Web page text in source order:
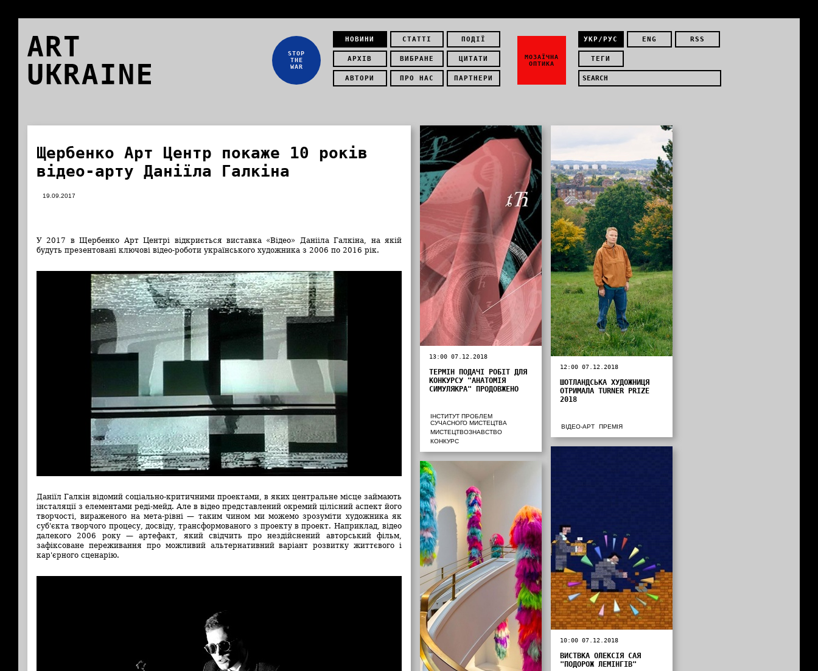
ART
UKRAINE
НОВИНИ СТАТТІ ПОДІЇ
АРХІВ ВИБРАНЕ ЦИТАТИ
АВТОРИ ПРО НАС ПАРТНЕРИ
STOP
THE
WAR
УКР/РУС ENG RSS
ТЕГИ
МОЗАЇЧНА
ОПТИКА
Щербенко Арт Центр покаже 10 років
відео-арту Даніїла Галкіна
19.09.2017
У 2017 в Щербенко Арт Центрі відкриється виставка «Відео» Данііла Галкіна, на якій
будуть презентовані ключові відео-роботи українського художника з 2006 по 2016 рік.
Даніїл Галкін відомий соціально-критичними проектами, в яких центральне місце займають
інсталяції з елементами реді-мейд. Але в відео представлений окремий цілісний аспект його
творчості, вираженого на мета-рівні — таким чином ми можемо зрозуміти художника як
суб'єкта творчого процесу, досвіду, трансформованого з проекту в проект. Наприклад, відео
далекого 2006 року — артефакт, який свідчить про нездійснений авторський фільм,
зафіксоване переживання про можливий альтернативний варіант розвитку життєвого і
кар'єрного сценарію.
13:00 07.12.2018
ТЕРМІН ПОДАЧІ РОБІТ ДЛЯ
КОНКУРСУ "АНАТОМІЯ
СИМУЛЯКРА" ПРОДОВЖЕНО
ІНСТИТУТ ПРОБЛЕМ
СУЧАСНОГО МИСТЕЦТВА
МИСТЕЦТВОЗНАВСТВО
КОНКУРС
12:00 07.12.2018
ШОТЛАНДСЬКА ХУДОЖНИЦЯ
ОТРИМАЛА TURNER PRIZE
2018
ВІДЕО-АРТ ПРЕМІЯ
10:00 07.12.2018
ВИСТВКА ОЛЕКСІЯ САЯ
"ПОДОРОЖ ЛЕМІНГІВ"